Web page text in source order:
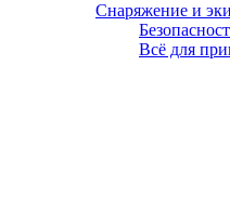
Снаряжение и
Всё для